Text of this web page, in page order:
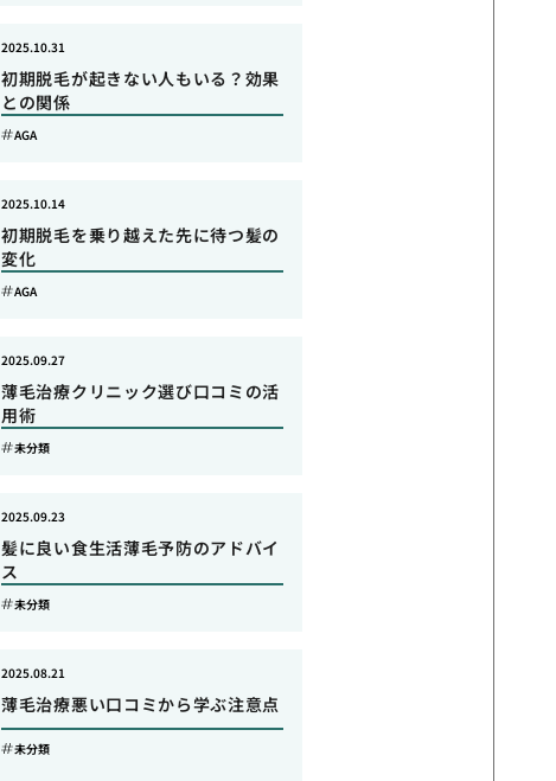
初期脱毛が起きない人もいる？効果
との関係
2025.10.31
AGA
初期脱毛を乗り越えた先に待つ髪の
変化
2025.10.14
AGA
薄毛治療クリニック選び口コミの活
用術
2025.09.27
未分類
髪に良い食生活薄毛予防のアドバイ
ス
2025.09.23
未分類
薄毛治療悪い口コミから学ぶ注意点
2025.08.21
未分類